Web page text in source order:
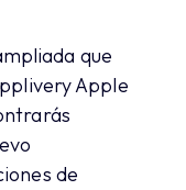
que
Apple
de